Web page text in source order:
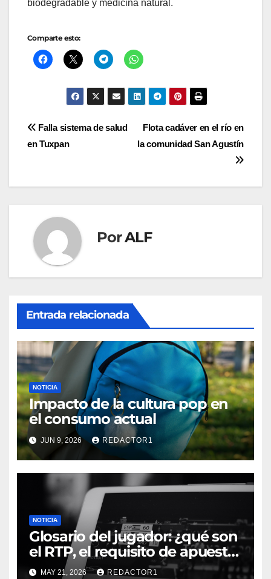
biodegradable y medicina natural.
Comparte esto:
Navegación
entradas
Flota cadáver en el río en
la comunidad San Agustín
Falla sistema de salud
en Tuxpan
PorALF
Entrada relacionada
NOTICIA
Impacto de la cultura pop en
el consumo actual
JUN 9, 2026 REDACTOR1
NOTICIA
Glosario del jugador: ¿qué son
el RTP, el requisito de apuesta,
los giros gratis y la volatilidad?
MAY 21, 2026 REDACTOR1